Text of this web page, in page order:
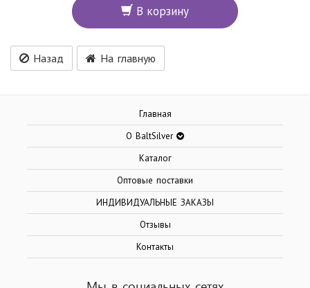
В корзину
Назад На главную
Главная
О BaltSilver
Каталог
Оптовые поставки
ИНДИВИДУАЛЬНЫЕ ЗАКАЗЫ
Отзывы
Контакты